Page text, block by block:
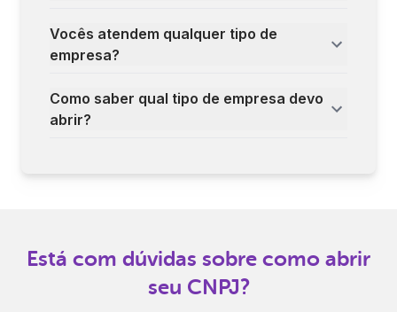
Vocês atendem qualquer tipo de
empresa?
Como saber qual tipo de empresa devo
abrir?
Está com dúvidas sobre como abrir
seu CNPJ?